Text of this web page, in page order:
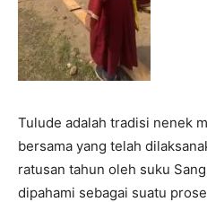
Tulude adalah tradisi nenek
bersama yang telah
ratusan tahun oleh suku
dipahami sebagai suatu